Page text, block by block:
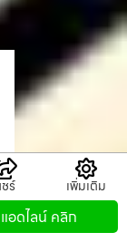
ร์ เพิ่มเติม
แอดไลน์ คลิก